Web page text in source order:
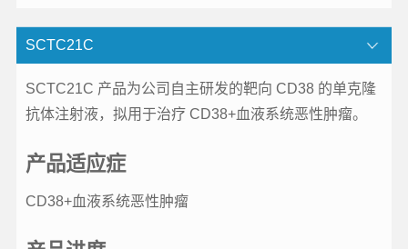
SCTC21C
SCTC21C 产品为公司自主研发的靶向 CD38 的单克隆
抗体注射液，拟用于治疗 CD38+血液系统恶性肿瘤。
产品适应症
CD38+血液系统恶性肿瘤